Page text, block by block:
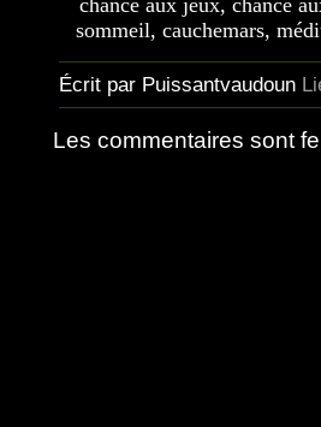
chance aux jeux, chance
sommeil, cauchemars,
Écrit par Puissantvaudoun
Les commentaires sont